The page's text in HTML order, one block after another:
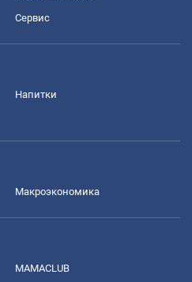
Сервис
Напитки
Mакроэкономика
MAMACLUB